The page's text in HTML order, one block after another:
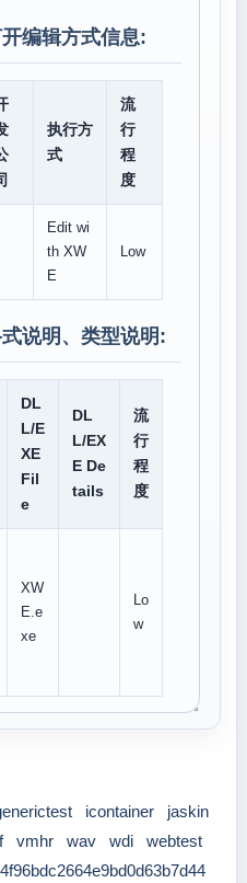
编辑方式信息:
执行方
式
流
行
程
度
Edit wi
th XW
E
Low
说明、类型说明:
DL
L/E
XE
Fil
e
DL
L/EX
E De
tails
流
行
程
度
XW
E.e
xe
Lo
w
icontainer
jaskin
vmhr wav wdi
webtest